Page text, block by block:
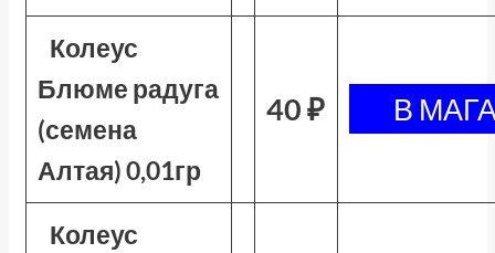
Колеус
Блюме радуга
(семена
Алтая) 0,01гр
40 ₽
Колеус